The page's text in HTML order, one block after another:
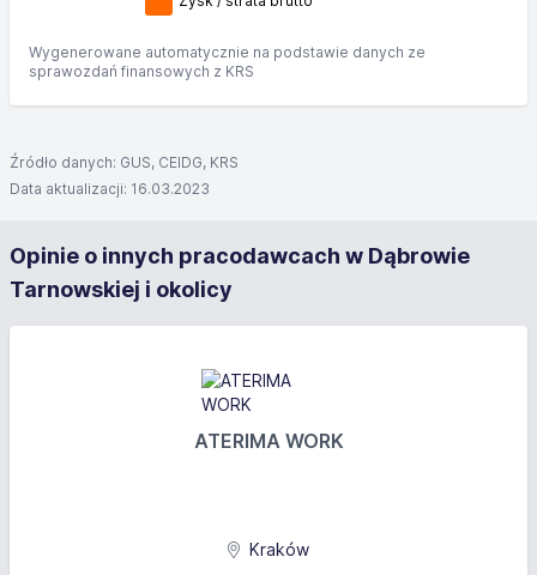
Wygenerowane automatycznie na podstawie danych ze
sprawozdań finansowych z KRS
Źródło danych: GUS, CEIDG, KRS
Data aktualizacji: 16.03.2023
Opinie o innych pracodawcach w Dąbrowie
Tarnowskiej i okolicy
ATERIMA WORK
Kraków